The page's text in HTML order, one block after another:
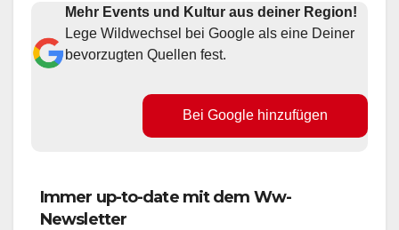
Mehr Events und Kultur aus deiner Region!
Lege Wildwechsel bei Google als eine Deiner
bevorzugten Quellen fest.
Bei Google hinzufügen
Immer up-to-date mit dem Ww-
Newsletter